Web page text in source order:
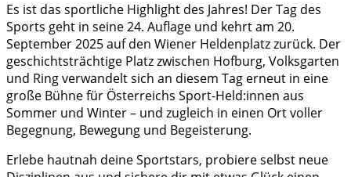
Es ist das sportliche Highlight des Jahres! Der Tag des
Sports geht in seine 24. Auflage und kehrt am 20.
September 2025 auf den Wiener Heldenplatz zurück. Der
geschichtsträchtige Platz zwischen Hofburg, Volksgarten
und Ring verwandelt sich an diesem Tag erneut in eine
große Bühne für Österreichs Sport-Held:innen aus
Sommer und Winter – und zugleich in einen Ort voller
Begegnung, Bewegung und Begeisterung.
Erlebe hautnah deine Sportstars, probiere selbst neue